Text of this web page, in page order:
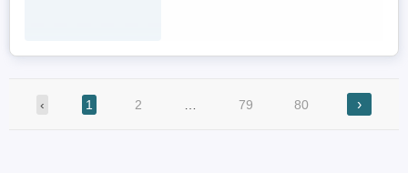
‹ 1 2 79 80 ›